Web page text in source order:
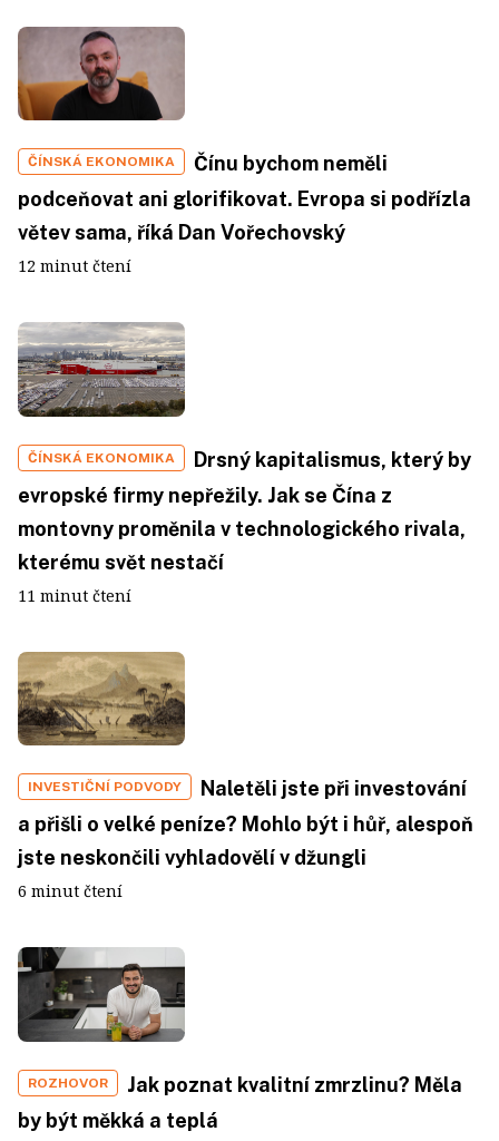
ČÍNSKÁ EKONOMIKA
Čínu bychom neměli
podceňovat ani glorifikovat. Evropa si podřízla
větev sama, říká Dan Vořechovský
12 minut čtení
ČÍNSKÁ EKONOMIKA
Drsný kapitalismus, který by
evropské firmy nepřežily. Jak se Čína z
montovny proměnila v technologického rivala,
kterému svět nestačí
11 minut čtení
INVESTIČNÍ PODVODY
Naletěli jste při investování
a přišli o velké peníze? Mohlo být i hůř, alespoň
jste neskončili vyhladovělí v džungli
6 minut čtení
ROZHOVOR
Jak poznat kvalitní zmrzlinu? Měla
by být měkká a teplá